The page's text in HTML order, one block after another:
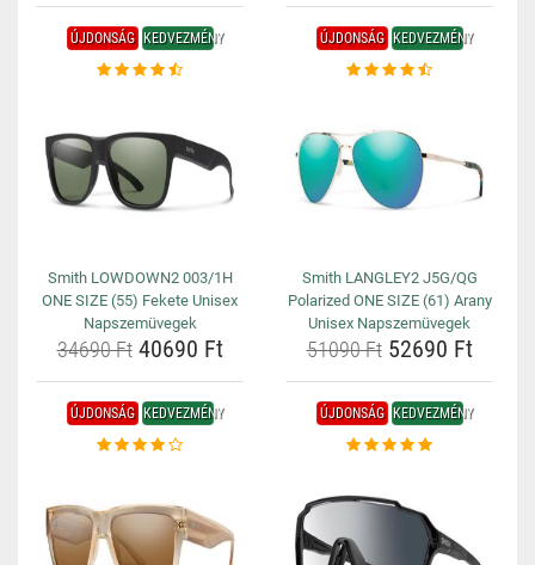
ÚJDONSÁG KEDVEZMÉNY
Smith LOWDOWN2 003/1H
ONE SIZE (55) Fekete Unisex
Napszemüvegek
34690 Ft40690 Ft
ÚJDONSÁG KEDVEZMÉNY
Smith LANGLEY2 J5G/QG
Polarized ONE SIZE (61) Arany
Unisex Napszemüvegek
51090 Ft52690 Ft
ÚJDONSÁG KEDVEZMÉNY ÚJDONSÁG KEDVEZMÉNY